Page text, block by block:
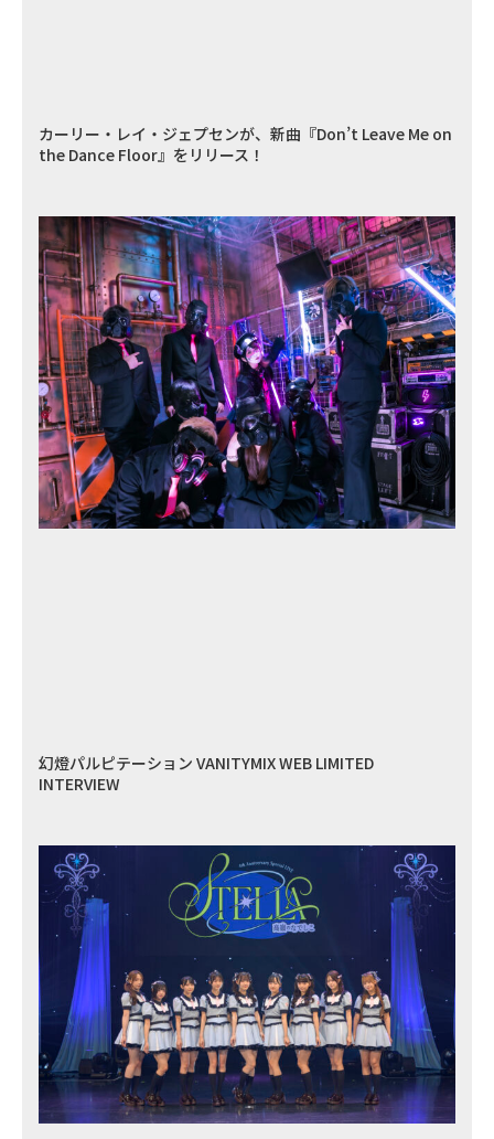
カーリー・レイ・ジェプセンが、新曲『Don’t Leave Me on
the Dance Floor』をリリース！
幻燈パルピテーション VANITYMIX WEB LIMITED
INTERVIEW